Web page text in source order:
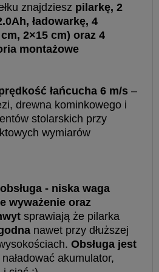
znajdziesz pilarkę, 2
ładowarkę, 4
2×15 cm) oraz 4
montażowe
łańcucha 6 m/s –
drewna kominkowego i
stolarskich przy
wymiarów
- niska waga
wyważenie oraz
sprawiają że pilarka
nawet przy dłuższej
Obsługa jest
akumulator,